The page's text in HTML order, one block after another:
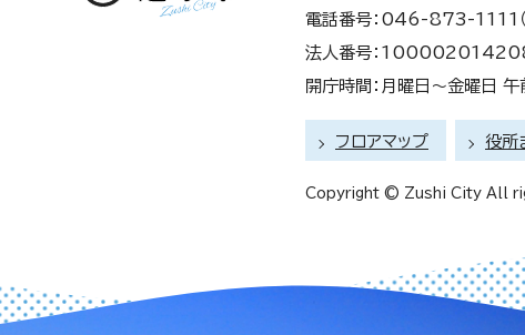
電話番号：046-873-1111（
法人番号：
開庁時間：月曜日～金曜日
フロアマップ 役所
Copyright © Zushi City All